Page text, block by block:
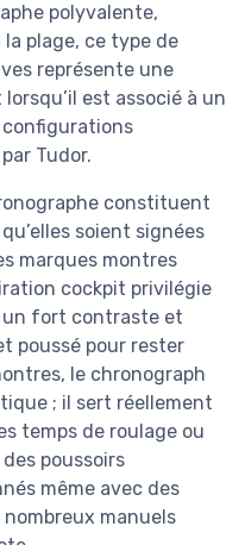
polyvalente,
la plage, ce type de
représente une
est associé à un
Tudor.
constituent
soient signées
marques montres
cockpit privilégie
un fort contraste et
poussé pour rester
le chronograph
; il sert réellement
temps de roulage ou
poussoirs
même avec des
manuels